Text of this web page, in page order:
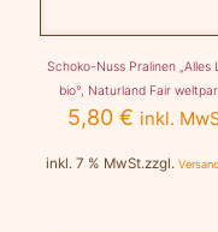
Schoko-Nuss Pralinen „Alles
bio°, Naturland Fair
5,80€ inkl.
inkl. 7 % MwSt.zzgl.